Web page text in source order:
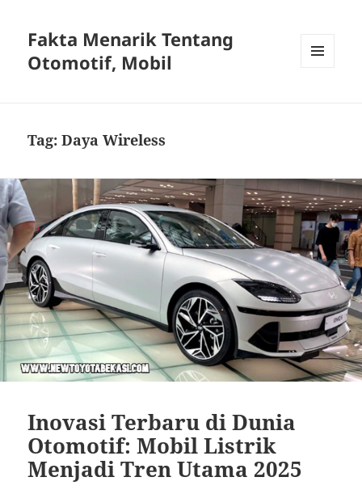
Fakta Menarik Tentang
Otomotif, Mobil
Tag:Daya Wireless
Inovasi Terbaru di Dunia
Otomotif: Mobil Listrik
Menjadi Tren Utama 2025